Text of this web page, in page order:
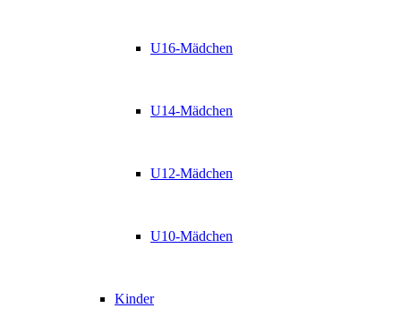
U16-Mädchen
U14-Mädchen
U12-Mädchen
U10-Mädchen
Kinder